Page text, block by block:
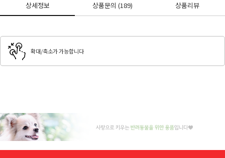
상세정보 상품문의 (189) 상품리뷰
확대/축소가 가능합니다